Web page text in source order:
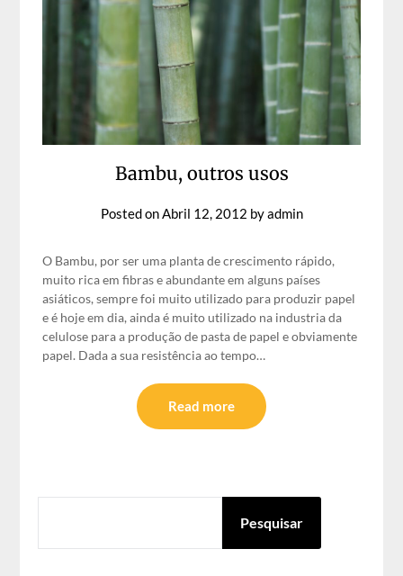
Bambu, outros usos
Posted onAbril 12, 2012 byadmin
O Bambu, por ser uma planta de crescimento rápido,
muito rica em fibras e abundante em alguns países
asiáticos, sempre foi muito utilizado para produzir papel
e é hoje em dia, ainda é muito utilizado na industria da
celulose para a produção de pasta de papel e obviamente
papel. Dada a sua resistência ao tempo…
Read more
Pesquisar